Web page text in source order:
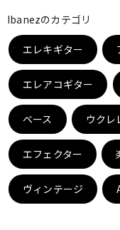
ドラム
キーボード
管楽器
Ibanezのカテゴリ
エレキギター
エレアコギター
ベース ウクレ
エフェクター
ヴィンテージ